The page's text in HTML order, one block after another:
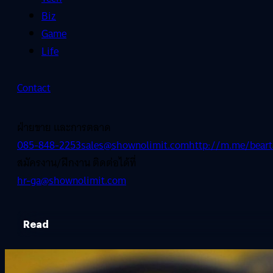
Biz
Game
Life
Contact
ฝ่ายขาย และการตลาด
085-848-2253sales@shownolimit.comhttp://m.me/
สมัครงาน/ฝึกงาน ติดต่อได้ที่
hr-ga@shownolimit.com
Read